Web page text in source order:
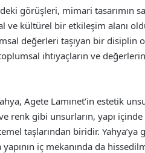
görüşleri, mimari tasarımın
ve kültürel bir etkileşim alanı
değerleri taşıyan bir disiplin
ihtiyaçların ve
Agete Lamınet’in estetik
renk gibi unsurların, yapı
taşlarından biridir. Yahya’ya
yapının iç mekanında da